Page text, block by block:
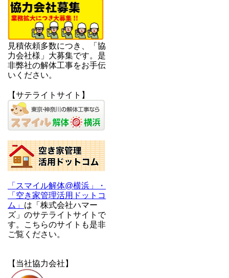
見積依頼多数につき、「協
力会社様」大募集です。是
非弊社の解体工事をお手伝
いください。
【サテライトサイト】
「スマイル解体@横浜」・
「空き家管理活用ドットコ
ム」 は「株式会社ハマー
ズ」のサテライトサイトで
す。こちらのサイトも是非
ご覧ください。
【当社協力会社】